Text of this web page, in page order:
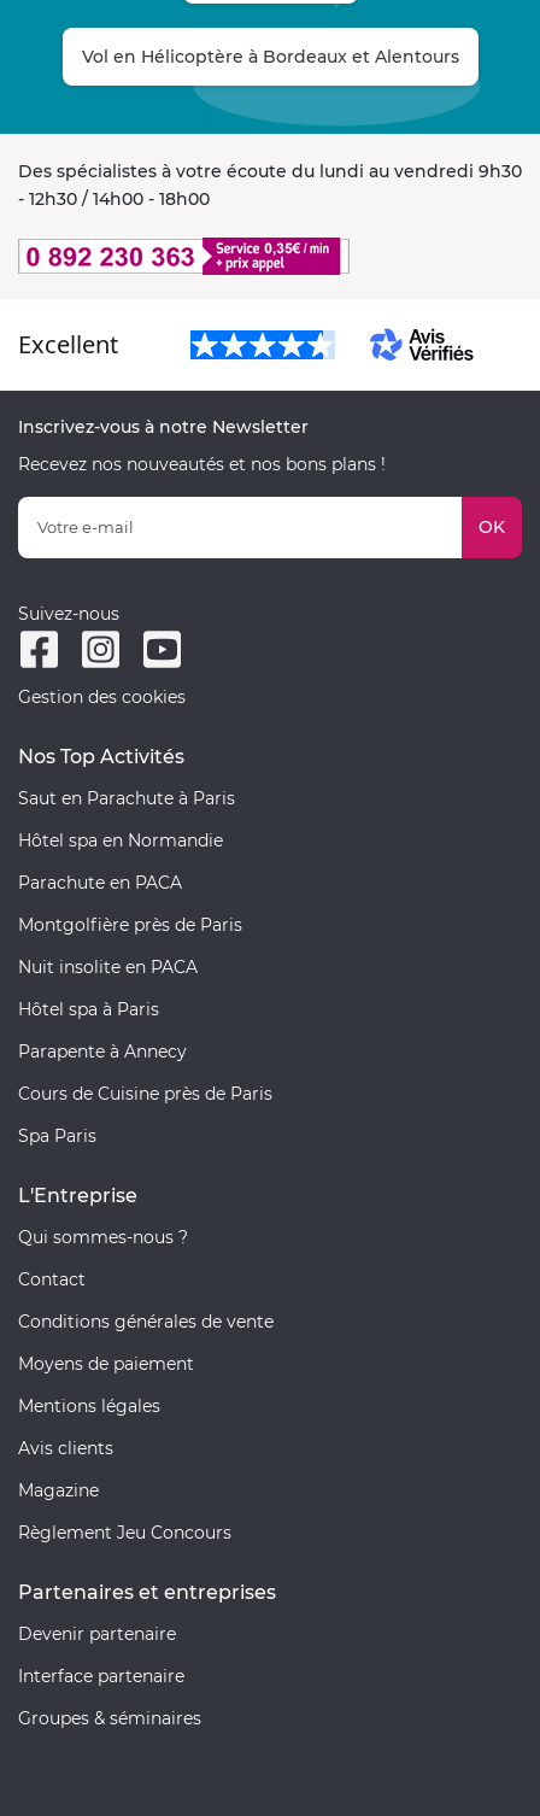
Vol en Hélicoptère à Bordeaux et Alentours
Des spécialistes à votre écoute du lundi au vendredi 9h30
- 12h30 / 14h00 - 18h00
Excellent
Inscrivez-vous à notre Newsletter
Recevez nos nouveautés et nos bons plans !
OK
Suivez-nous
Gestion des cookies
Nos Top Activités
Saut en Parachute à Paris
Hôtel spa en Normandie
Parachute en PACA
Montgolfière près de Paris
Nuit insolite en PACA
Hôtel spa à Paris
Parapente à Annecy
Cours de Cuisine près de Paris
Spa Paris
L'Entreprise
Qui sommes-nous ?
Contact
Conditions générales de vente
Moyens de paiement
Mentions légales
Avis clients
Magazine
Règlement Jeu Concours
Partenaires et entreprises
Devenir partenaire
Interface partenaire
Groupes & séminaires